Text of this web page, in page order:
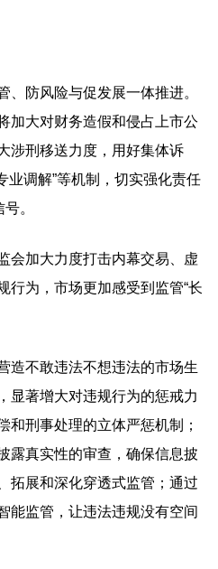
防风险与促发展一体推进。
加大对财务造假和侵占上市公
涉刑移送力度，用好集体诉
业调解”等机制，切实强化责任
。
加大力度打击内幕交易、虚
行为，市场更加感受到监管“长
不敢违法不想违法的市场生
显著增大对违规行为的惩戒力
和刑事处理的立体严惩机制；
露真实性的审查，确保信息披
拓展和深化穿透式监管；通过
能监管，让违法违规没有空间